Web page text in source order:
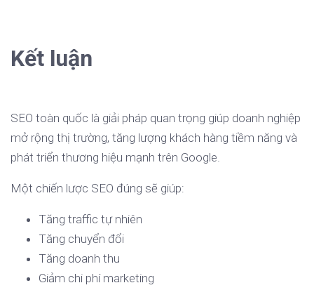
Kết luận
SEO toàn quốc là giải pháp quan trọng giúp doanh nghiệp
mở rộng thị trường, tăng lượng khách hàng tiềm năng và
phát triển thương hiệu mạnh trên Google.
Một chiến lược SEO đúng sẽ giúp:
Tăng traffic tự nhiên
Tăng chuyển đổi
Tăng doanh thu
Giảm chi phí marketing